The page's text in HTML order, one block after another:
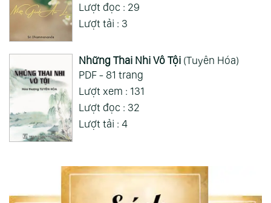
Lượt đọc : 29
Lượt tải : 3
Những Thai Nhi Vô Tội(Tuyên Hóa)
PDF - 81 trang
Lượt xem : 131
Lượt đọc : 32
Lượt tải : 4